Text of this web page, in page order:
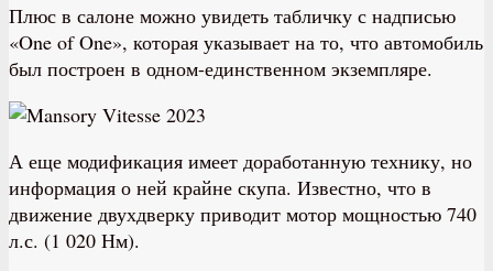
Плюс в салоне можно увидеть табличку с надписью
«One of One», которая указывает на то, что автомобиль
был построен в одном-единственном экземпляре.
А еще модификация имеет доработанную технику, но
информация о ней крайне скупа. Известно, что в
движение двухдверку приводит мотор мощностью 740
л.с. (1 020 Нм).